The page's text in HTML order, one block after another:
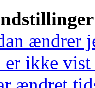
ændrer
er ikke